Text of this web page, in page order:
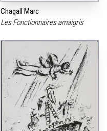
Chagall Marc
Les Fonctionnaires amaigris